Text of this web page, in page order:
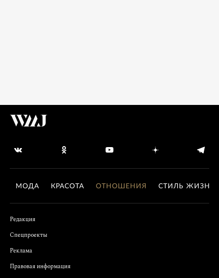
МОДА КРАСОТА ОТНОШЕНИЯ СТИЛЬ ЖИЗНИ
Редакция
Спецпроекты
Реклама
Правовая информация